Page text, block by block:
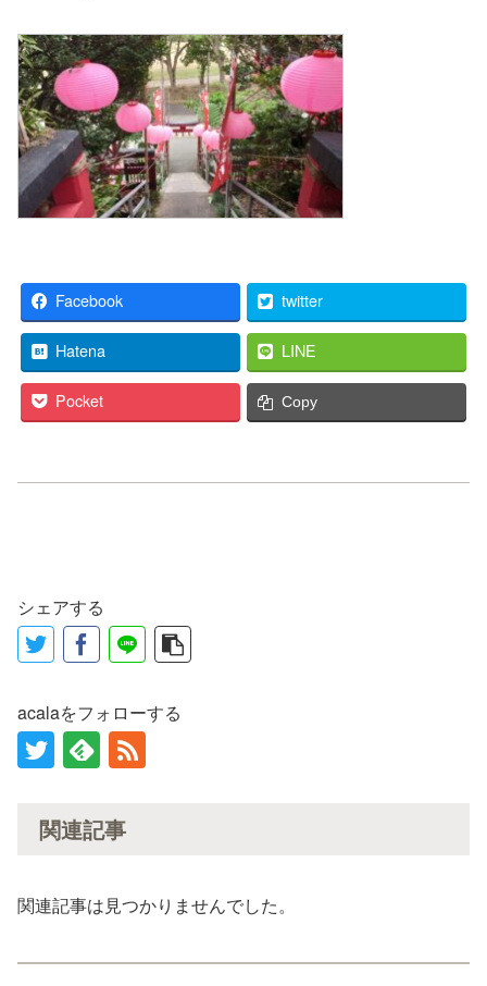
Facebook twitter
Hatena LINE
Pocket Copy
シェアする
acalaをフォローする
関連記事
関連記事は見つかりませんでした。